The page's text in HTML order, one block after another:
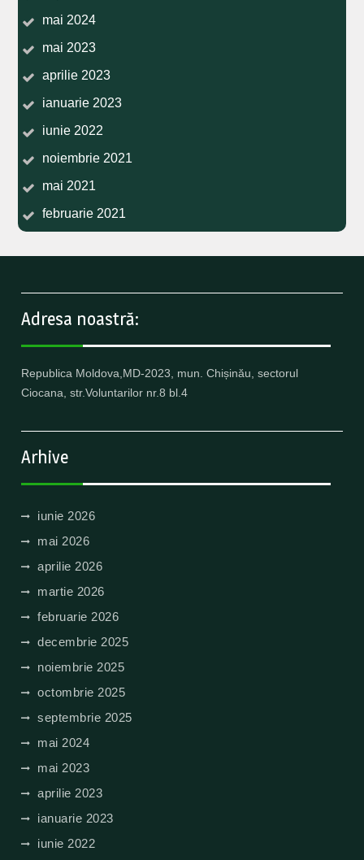
mai 2024
mai 2023
aprilie 2023
ianuarie 2023
iunie 2022
noiembrie 2021
mai 2021
februarie 2021
Adresa noastră:
Republica Moldova,MD-2023, mun. Chișinău, sectorul
Ciocana, str.Voluntarilor nr.8 bl.4
Arhive
iunie 2026
mai 2026
aprilie 2026
martie 2026
februarie 2026
decembrie 2025
noiembrie 2025
octombrie 2025
septembrie 2025
mai 2024
mai 2023
aprilie 2023
ianuarie 2023
iunie 2022